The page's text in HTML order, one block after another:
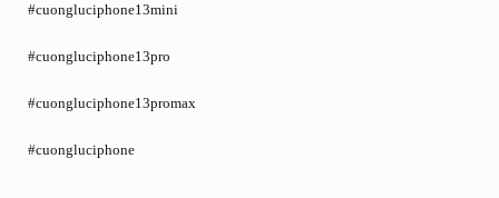
#cuongluciphone13mini
#cuongluciphone13pro
#cuongluciphone13promax
#cuongluciphone